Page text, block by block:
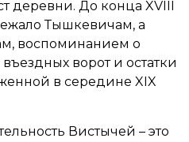
деревни. До конца XVIII
Тышкевичам, а
воспоминанием о
въездных ворот и остатки
в середине XIX
Вистычей – это